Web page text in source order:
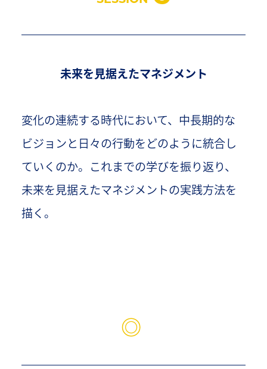
未来を見据えたマネジメント
変化の連続する時代において、中長期的な
ビジョンと日々の行動をどのように統合し
ていくのか。これまでの学びを振り返り、
未来を見据えたマネジメントの実践方法を
描く。
◎